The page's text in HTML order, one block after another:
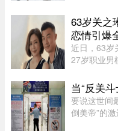
持续挤压利
T）的管理
63岁关之
恋情引爆
近日，63岁
27岁职业男
认，作为当
认也不否认
当“反美
要说这世间
倒美帝”的